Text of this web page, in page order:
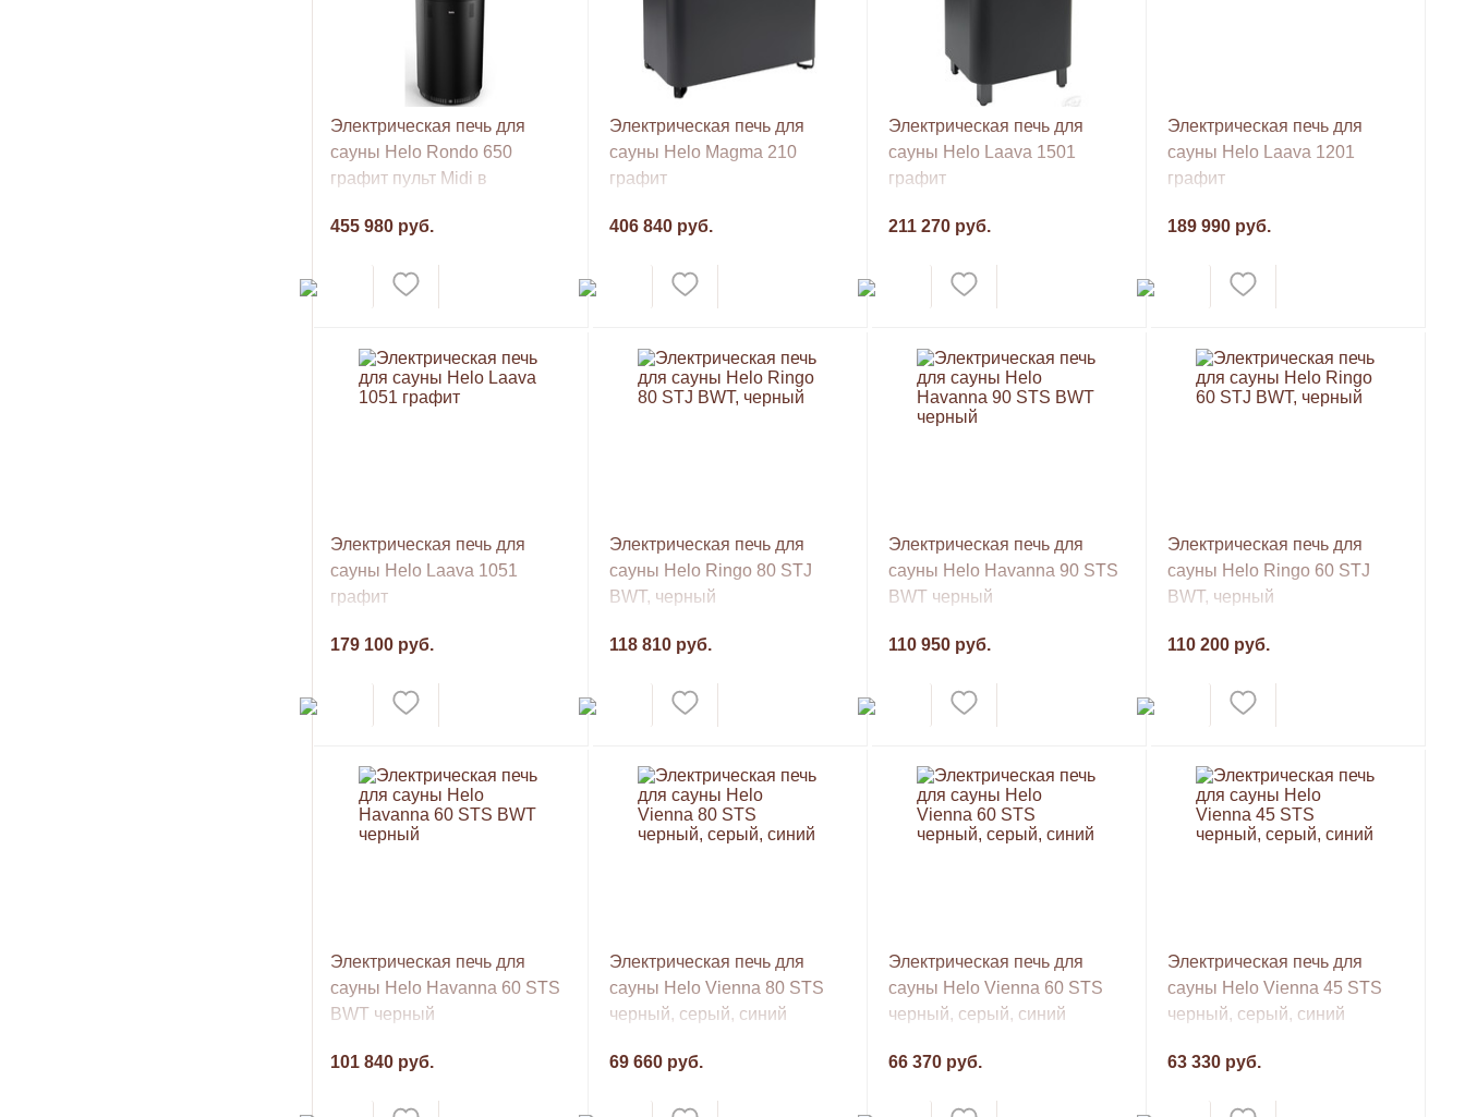
Электрическая печь для
сауны Helo Rondo 650
графит пульт Midi в
455 980 руб.
Электрическая печь для
сауны Helo Magma 210
графит
406 840 руб.
Электрическая печь для
сауны Helo Laava 1501
графит
211 270 руб.
Электрическая печь для
сауны Helo Laava 1201
графит
189 990 руб.
Электрическая печь для
сауны Helo Laava 1051
графит
179 100 руб.
Электрическая печь для
сауны Helo Ringo 80 STJ
BWT, черный
118 810 руб.
Электрическая печь для
сауны Helo Havanna 90 STS
BWT черный
110 950 руб.
Электрическая печь для
сауны Helo Ringo 60 STJ
BWT, черный
110 200 руб.
Электрическая печь для
сауны Helo Havanna 60 STS
BWT черный
101 840 руб.
Электрическая печь для
сауны Helo Vienna 80 STS
черный, серый, синий
69 660 руб.
Электрическая печь для
сауны Helo Vienna 60 STS
черный, серый, синий
66 370 руб.
Электрическая печь для
сауны Helo Vienna 45 STS
черный, серый, синий
63 330 руб.